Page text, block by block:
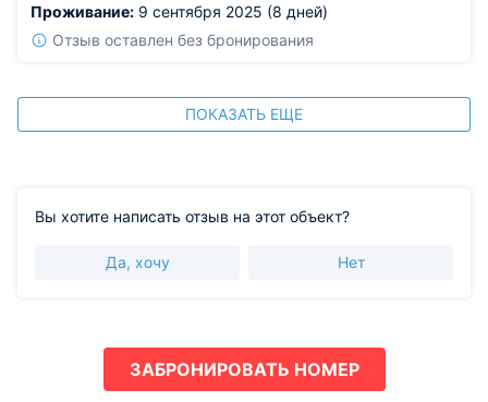
Проживание: 9 сентября 2025 (8 дней)
Отзыв оставлен без бронирования
ПОКАЗАТЬ ЕЩЕ
Вы хотите написать отзыв на этот объект?
Да, хочу Нет
ЗАБРОНИРОВАТЬ НОМЕР